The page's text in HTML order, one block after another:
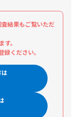
結果もご覧いただ
。
ください。
は